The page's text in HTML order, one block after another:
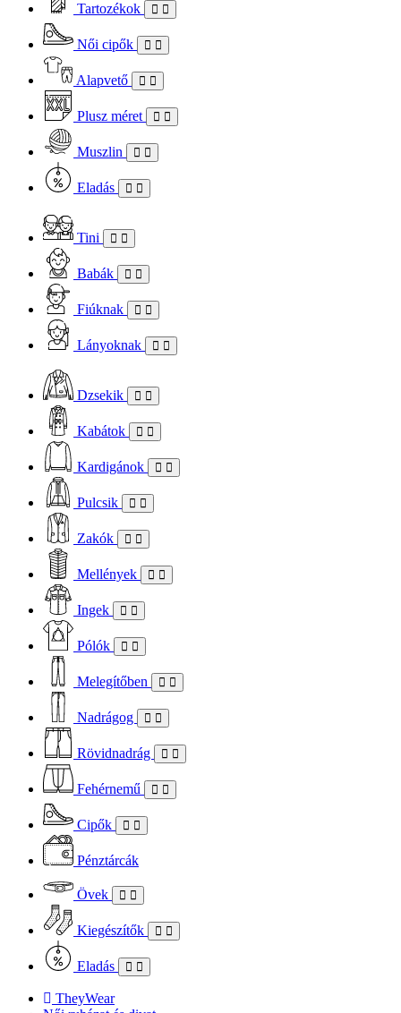
Tartozékok
Női cipők
Alapvető
Plusz méret
Muszlin
Eladás
Tini
Babák
Fiúknak
Lányoknak
Dzsekik
Kabátok
Kardigánok
Pulcsik
Zakók
Mellények
Ingek
Pólók
Melegítőben
Nadrágog
Rövidnadrág
Fehérnemű
Cipők
Pénztárcák
Övek
Kiegészítők
Eladás
TheyWear